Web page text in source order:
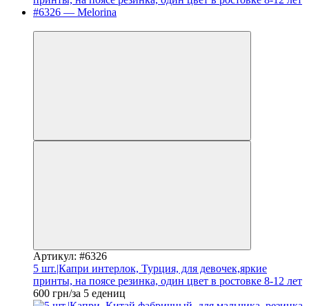
Артикул: #6326
5 шт.|Капри интерлок, Турция, для девочек,яркие
принты, на поясе резинка, один цвет в ростовке 8-12 лет
600 грн/за 5 едениц